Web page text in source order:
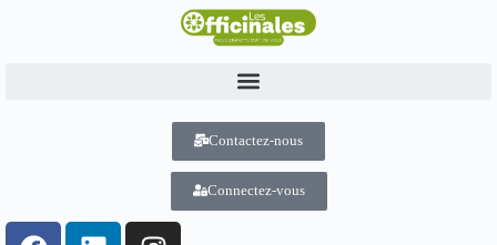
Contactez-nous
Connectez-vous